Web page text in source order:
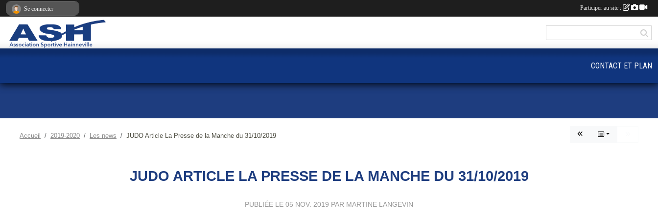
Accueil 2019-2020 Les news JUDO Article La Presse de la Manche du 31/10/2019
JUDO ARTICLE LA PRESSE DE LA MANCHE DU 31/10/2019
PUBLIÉE LE 05 NOV. 2019 PAR MARTINE LANGEVIN
CONTACT ET PLAN
Se connecter Participer au site :
Panneau de gestion des cookies